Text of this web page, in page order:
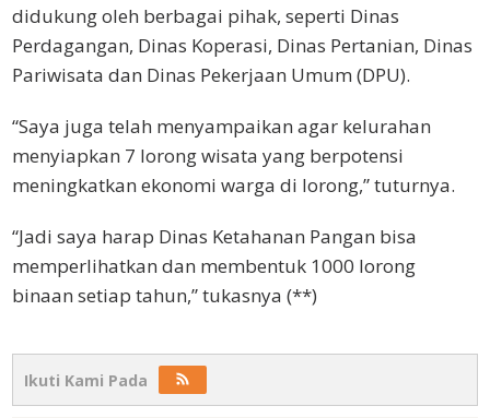
didukung oleh berbagai pihak, seperti Dinas
Perdagangan, Dinas Koperasi, Dinas Pertanian, Dinas
Pariwisata dan Dinas Pekerjaan Umum (DPU).
“Saya juga telah menyampaikan agar kelurahan
menyiapkan 7 lorong wisata yang berpotensi
meningkatkan ekonomi warga di lorong,” tuturnya.
“Jadi saya harap Dinas Ketahanan Pangan bisa
memperlihatkan dan membentuk 1000 lorong
binaan setiap tahun,” tukasnya (**)
Ikuti Kami Pada